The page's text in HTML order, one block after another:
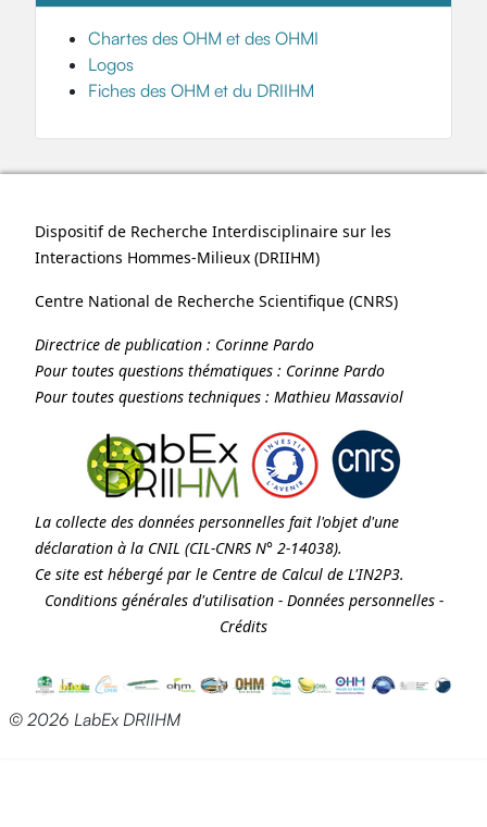
Chartes des OHM et des OHMI
Logos
Fiches des OHM et du DRIIHM
Dispositif de Recherche Interdisciplinaire sur les
Interactions Hommes-Milieux (DRIIHM)
Centre National de Recherche Scientifique (CNRS)
Directrice de publication : Corinne Pardo
Pour toutes questions thématiques : Corinne Pardo
Pour toutes questions techniques : Mathieu Massaviol
La collecte des données personnelles fait l'objet d'une
déclaration à la CNIL (CIL-CNRS N° 2-14038).
Ce site est hébergé par le Centre de Calcul de L'IN2P3.
Conditions générales d'utilisation- Données personnelles-
Crédits
© 2026 LabEx DRIIHM